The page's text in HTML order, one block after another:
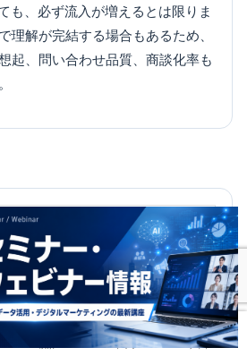
も、必ず流入が増えるとは限りま
理解が完結する場合もあるため、
起、問い合わせ品質、商談化率も
せばAI検索に強くなる
は十分ではありません。似た内容
も、質問、回答、比較、FAQ、事
的に設計することが重要です。
トップ サイドバー